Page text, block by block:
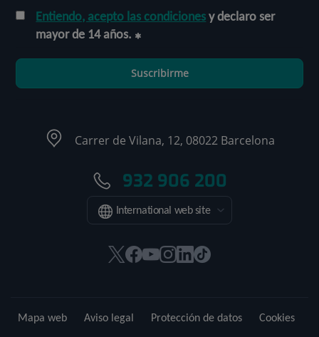
Entiendo, acepto las condicionesy declaro ser
mayor de 14 años.
Suscribirme
Carrer de Vilana, 12, 08022 Barcelona
932 906 200
International web site
Este
en
Este
en
Este
en
Este
en
Este
en
Enlace
externa.
Mapa web Aviso legal Protección de datos
Cookies